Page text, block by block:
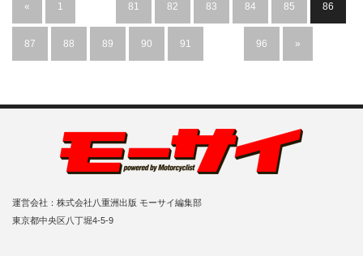
« 1 81 82 83 84 85 86
87 88 89 90 91 96 »
運営会社：株式会社八重洲出版 モーサイ編集部
東京都中央区八丁堀4-5-9